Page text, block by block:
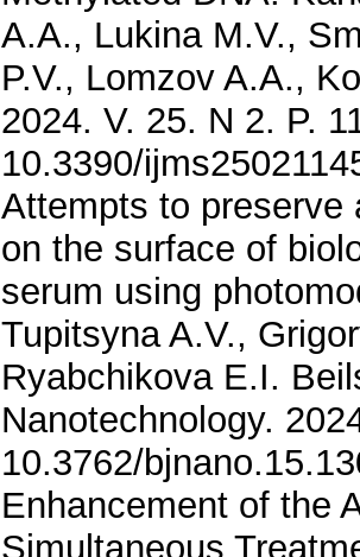
A.A., Lukina M.V.,
P.V., Lomzov A.A.,
2024. V. 25. N 2. P.
10.3390/
Attempts to preserve
on the surface of
serum using
Tupitsyna A.V.,
Ryabchikova E.I.
Nanotechnology.
10.3762/
Enhancement of the
Simultaneous